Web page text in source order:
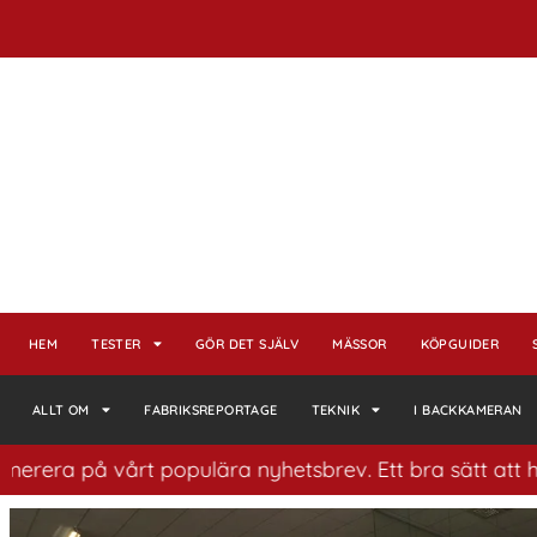
HEM TESTER GÖR DET SJÄLV MÄSSOR KÖPGUIDER
ALLT OM FABRIKSREPORTAGE TEKNIK I BACKKAMERAN
vårt populära nyhetsbrev. Ett bra sätt att ha koll